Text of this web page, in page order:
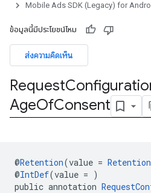
Mobile Ads SDK (Legacy) for
ข้อมูลนี้มีประโยชน์ไหม
ส่งความคิดเห็น
Request
AgeOfConsent
@Retention(value =
@IntDef(value = )
public annotation